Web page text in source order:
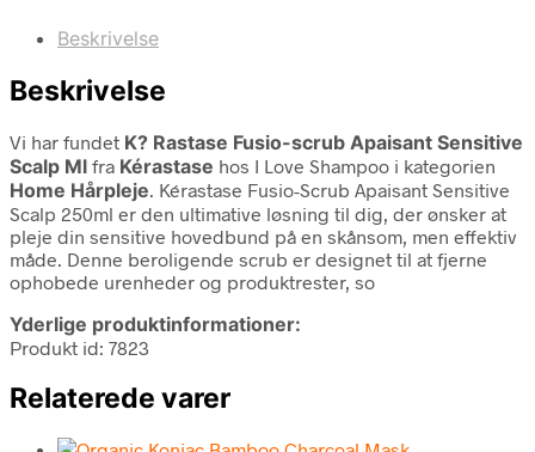
Beskrivelse
Beskrivelse
Vi har fundet K? Rastase Fusio-scrub Apaisant Sensitive
Scalp Ml fra Kérastase hos I Love Shampoo i kategorien
Home Hårpleje. Kérastase Fusio-Scrub Apaisant Sensitive
Scalp 250ml er den ultimative løsning til dig, der ønsker at
pleje din sensitive hovedbund på en skånsom, men effektiv
måde. Denne beroligende scrub er designet til at fjerne
ophobede urenheder og produktrester, so
Yderlige produktinformationer:
Produkt id: 7823
Relaterede varer